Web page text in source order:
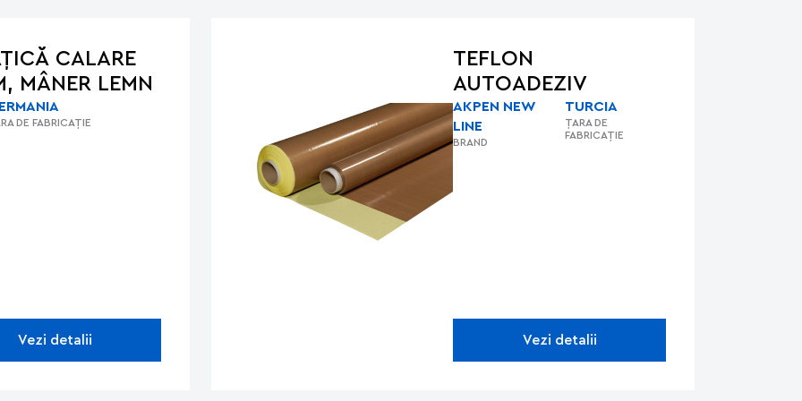
CALARE
MÂNER LEMN
DE FABRICAȚIE
Vezi detalii
TEFLON
AUTOADEZIV
AKPEN NEW
LINE
BRAND
TURCIA
ȚARA DE
FABRICAȚIE
Vezi detalii